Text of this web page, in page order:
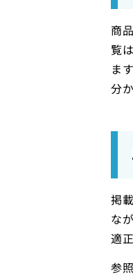
商
覧
ま
分
掲
な
適
参